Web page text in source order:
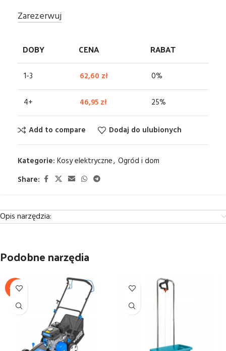
Zarezerwuj
DOBY CENA RABAT
1-3 62,60 zł 0%
4+ 46,95 zł 25%
Add to compare Dodaj do ulubionych
Kategorie: Kosy elektryczne, Ogród i dom
Share:
Opis narzędzia:
Podobne narzędia
-14%